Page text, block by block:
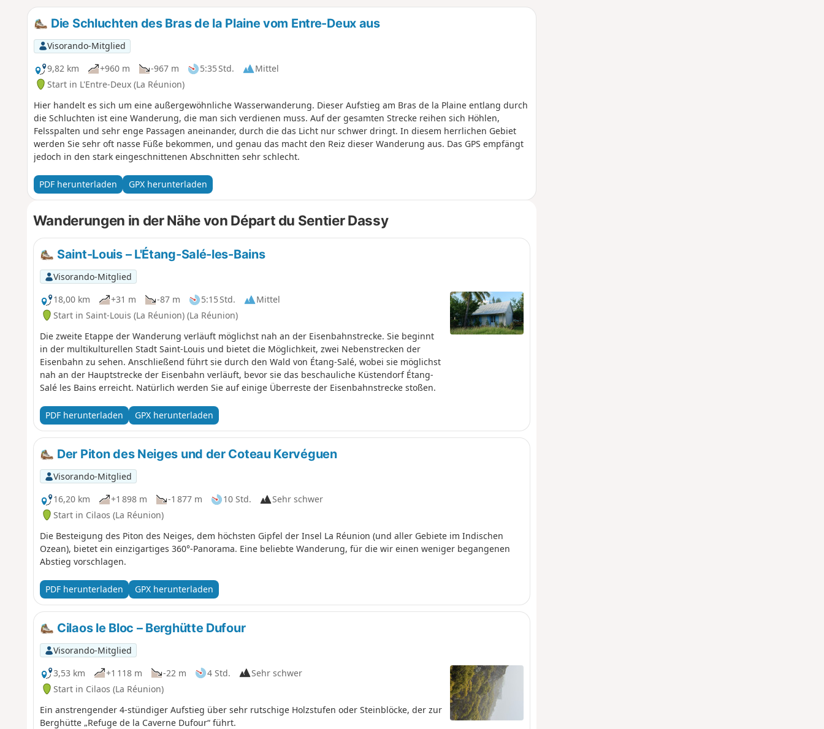
Die Schluchten des Bras de la Plaine vom Entre-Deux aus
Visorando-Mitglied
9,82 km
+960 m -967 m 5:35 Std.
Mittel
Start in L'Entre-Deux (La Réunion)
Hier handelt es sich um eine außergewöhnliche Wasserwanderung. Dieser Aufstieg am Bras de la Plaine entlang durch
die Schluchten ist eine Wanderung, die man sich verdienen muss. Auf der gesamten Strecke reihen sich Höhlen,
Felsspalten und sehr enge Passagen aneinander, durch die das Licht nur schwer dringt. In diesem herrlichen Gebiet
werden Sie sehr oft nasse Füße bekommen, und genau das macht den Reiz dieser Wanderung aus. Das GPS empfängt
jedoch in den stark eingeschnittenen Abschnitten sehr schlecht.
PDF herunterladen GPX herunterladen
Wanderungen in der Nähe von Départ du Sentier Dassy
Saint-Louis – L'Étang-Salé-les-Bains
Visorando-Mitglied
18,00 km
+31 m -87 m 5:15 Std.
Mittel
Start in Saint-Louis (La Réunion) (La Réunion)
Die zweite Etappe der Wanderung verläuft möglichst nah an der Eisenbahnstrecke. Sie beginnt
in der multikulturellen Stadt Saint-Louis und bietet die Möglichkeit, zwei Nebenstrecken der
Eisenbahn zu sehen. Anschließend führt sie durch den Wald von Étang-Salé, wobei sie möglichst
nah an der Hauptstrecke der Eisenbahn verläuft, bevor sie das beschauliche Küstendorf Étang-
Salé les Bains erreicht. Natürlich werden Sie auf einige Überreste der Eisenbahnstrecke stoßen.
PDF herunterladen GPX herunterladen
Der Piton des Neiges und der Coteau Kervéguen
Visorando-Mitglied
16,20 km
+1 898 m -1 877 m 10 Std.
Sehr schwer
Start in Cilaos (La Réunion)
Die Besteigung des Piton des Neiges, dem höchsten Gipfel der Insel La Réunion (und aller Gebiete im Indischen
Ozean), bietet ein einzigartiges 360°-Panorama. Eine beliebte Wanderung, für die wir einen weniger begangenen
Abstieg vorschlagen.
PDF herunterladen GPX herunterladen
Cilaos le Bloc – Berghütte Dufour
Visorando-Mitglied
3,53 km
+1 118 m -22 m 4 Std.
Sehr schwer
Start in Cilaos (La Réunion)
Ein anstrengender 4-stündiger Aufstieg über sehr rutschige Holzstufen oder Steinblöcke, der zur
Berghütte „Refuge de la Caverne Dufour“ führt.